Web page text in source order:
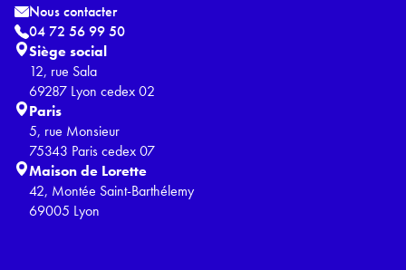
Nous contacter
04 72 56 99 50
Siège social
12, rue Sala
69287 Lyon cedex 02
Paris
5, rue Monsieur
75343 Paris cedex 07
Maison de Lorette
42, Montée Saint-Barthélemy
69005 Lyon